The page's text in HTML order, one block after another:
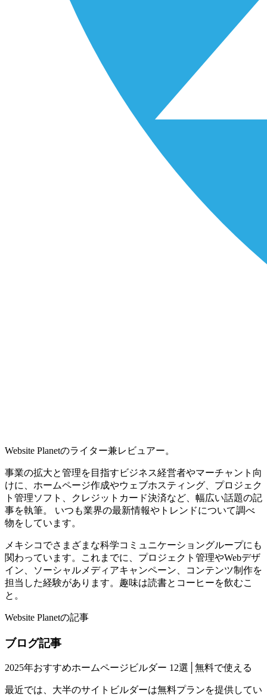
Website Planetのライター兼レビュアー。
事業の拡大と管理を目指すビジネス経営者やマーチャント向
けに、ホームページ作成やウェブホスティング、プロジェク
ト管理ソフト、クレジットカード決済など、幅広い話題の記
事を執筆。 いつも業界の最新情報やトレンドについて調べ
物をしています。
メキシコでさまざまな科学コミュニケーショングループにも
関わっています。これまでに、プロジェクト管理やWebデザ
イン、ソーシャルメディアキャンペーン、コンテンツ制作を
担当した経験があります。趣味は読書とコーヒーを飲むこ
と。
Website Planetの記事
ブログ記事
2025年おすすめホームページビルダー 12選│無料で使える
最近では、大半のサイトビルダーは無料プランを提供してい